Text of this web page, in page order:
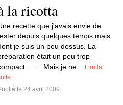
la ricotta
recette que j'avais envie de
depuis quelques temps mais
je suis un peu dessus. La
était un peu trop
... ... Mais je ne...
Lire la
le 24 avril 2009